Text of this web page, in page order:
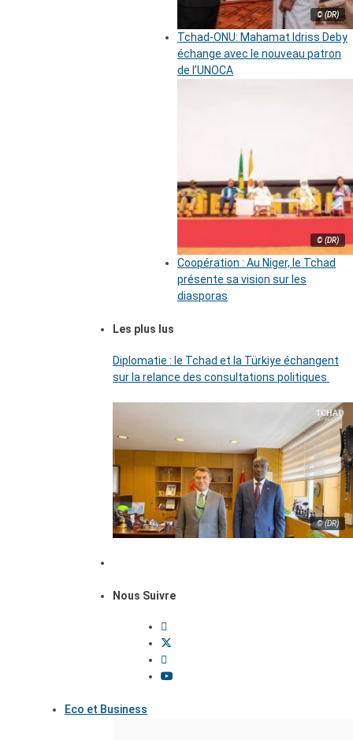
© (DR)
Tchad-ONU: Mahamat Idriss Deby
échange avec le nouveau patron
de l’UNOCA
© (DR)
Coopération : Au Niger, le Tchad
présente sa vision sur les
diasporas
Les plus lus
Diplomatie : le Tchad et la Türkiye échangent
sur la relance des consultations politiques
© (DR)
Nous Suivre
Eco et Business